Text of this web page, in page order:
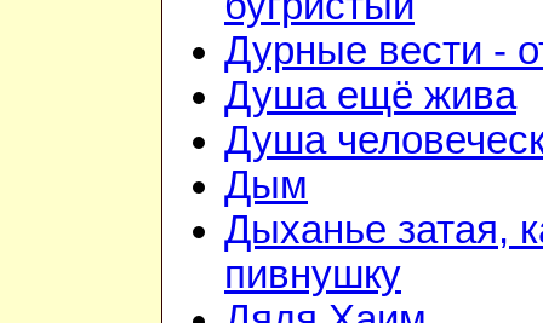
Дурные вести -
Душа ещё жива
Душа
Дым
Дыханье затая,
пивнушку